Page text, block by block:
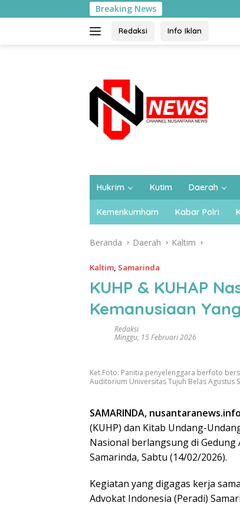
ke
Breaking News 119
Redaksi Info Iklan
Hukrim Kutim Daerah
Kemenkumham Kabar Polri
Beranda Daerah Kaltim
Kaltim, Samarinda
KUHP & KUHAP
Kemanusiaan
Redaksi
Minggu, 15 Februari 2026
Ket.Foto: Panitia penyelenggara berfoto
Auditorium Universitas Tujuh Belas Agustus
SAMARINDA, nusantaranews.info
(KUHP) dan Kitab Undang-
Nasional berlangsung di
Samarinda, Sabtu (14/02/2026).
Kegiatan yang digagas kerja
Advokat Indonesia (Peradi)